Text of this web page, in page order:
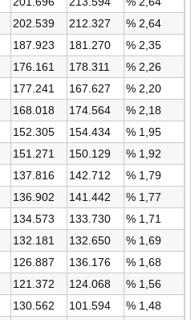
202.539 212.327
% 2,64
187.923 181.270
% 2,35
176.161 178.311
% 2,26
177.241 167.627
% 2,20
168.018 174.564
% 2,18
152.305 154.434
% 1,95
151.271 150.129
% 1,92
137.816 142.712
% 1,79
136.902 141.442
% 1,77
134.573 133.730
% 1,71
132.181 132.650
% 1,69
126.887 136.176
% 1,68
121.372 124.068
% 1,56
130.562 101.594
% 1,48